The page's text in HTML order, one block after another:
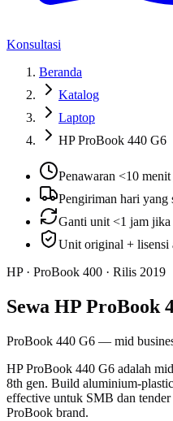
Konsultasi
Beranda
Katalog
Laptop
HP ProBook 440 G6
Penawaran <10
Pengiriman hari yang
Ganti unit <1 jam jika
Unit original + lisensi
HP· ProBook 400 · Rilis 2019
Sewa HP ProBook
ProBook 440 G6 — mid
HP ProBook 440 G6 adalah
8th gen. Build aluminium-
effective untuk SMB dan
ProBook brand.